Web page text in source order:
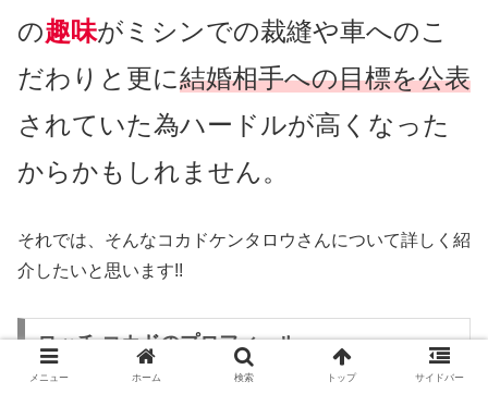
の趣味がミシンでの裁縫や車へのこ
だわりと更に結婚相手への目標を公表
されていた為ハードルが高くなった
からかもしれません。
それでは、そんなコカドケンタロウさんについて詳しく紹
介したいと思います!!
ロッチ コカドのプロフィール
メニュー ホーム 検索 トップ サイドバー